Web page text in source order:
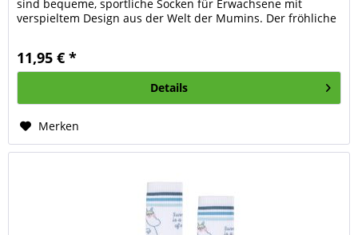
sind bequeme, sportliche Socken für Erwachsene mit
verspieltem Design aus der Welt der Mumins. Der fröhliche
11,95 € *
Details
Merken